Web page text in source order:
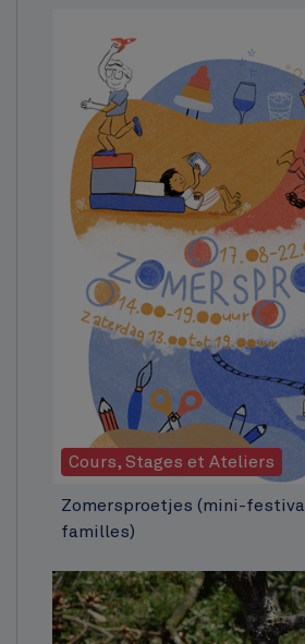
Cours, Stages et Ateliers
Zomersproetjes (mini-
familles)